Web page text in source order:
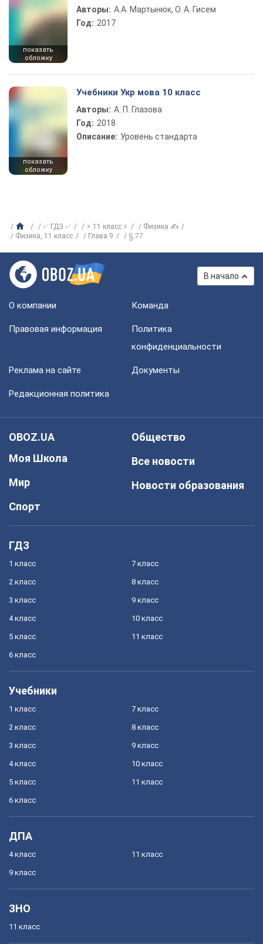
показать
обложку
Авторы: А.А. Мартынюк, О. А. Гисем
Год: 2017
показать
обложку
Учебники Укр мова 10 класс
Авторы: А. П. Глазова
Год: 2018
Описание: Уровень стандарта
✅ ГДЗ ✅ ⚡ 11 класс ⚡
Физика ✍
Физика, 11 класс
Глава 9 § 77
В начало
О компании Команда
Правовая информация
Политика
конфиденциальности
Реклама на сайте Документы
Редакционная политика
OBOZ.UA
Моя Школа
Мир
Спорт
Общество
Все новости
Новости образования
ГДЗ
1 класс
2 класс
3 класс
4 класс
5 класс
6 класс
7 класс
8 класс
9 класс
10 класс
11 класс
Учебники
1 класс
2 класс
3 класс
4 класс
5 класс
6 класс
7 класс
8 класс
9 класс
10 класс
11 класс
ДПА
4 класс
9 класс
11 класс
ЗНО
11 класс